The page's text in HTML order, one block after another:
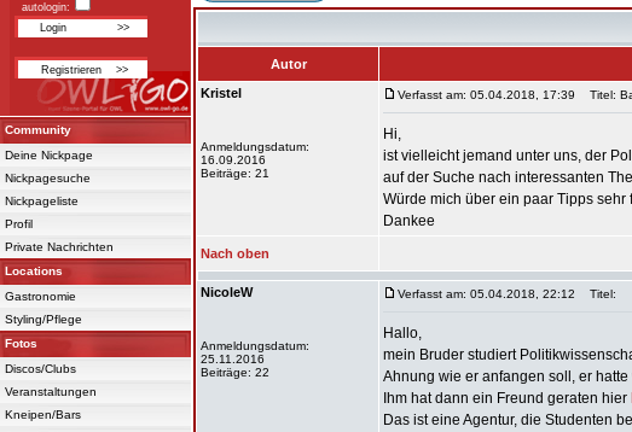
autologin:
Community
Deine Nickpage
Nickpagesuche
Nickpageliste
Profil
Private Nachrichten
Locations
Gastronomie
Styling/Pflege
Fotos
Discos/Clubs
Veranstaltungen
Kneipen/Bars
Autor
Kristel
Anmeldungsdatum:
16.09.2016
Beiträge: 21
Verfasst am: 05.04.2018, 17:39 Titel:
Hi,
ist vielleicht jemand unter uns, der
auf der Suche nach interessanten
Würde mich über ein paar Tipps sehr
Dankee
Nach oben
NicoleW
Anmeldungsdatum:
25.11.2016
Beiträge: 22
Verfasst am: 05.04.2018, 22:12 Titel:
Hallo,
mein Bruder studiert
Ahnung wie er anfangen soll, er
Ihm hat dann ein Freund geraten hier
Das ist eine Agentur, die Studenten